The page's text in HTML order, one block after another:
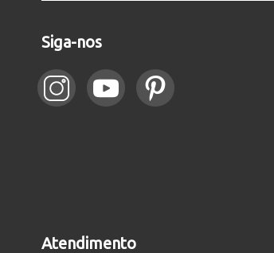
Siga-nos
Atendimento